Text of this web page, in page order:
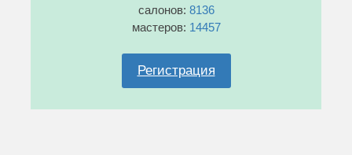
салонов: 8136
мастеров: 14457
Регистрация